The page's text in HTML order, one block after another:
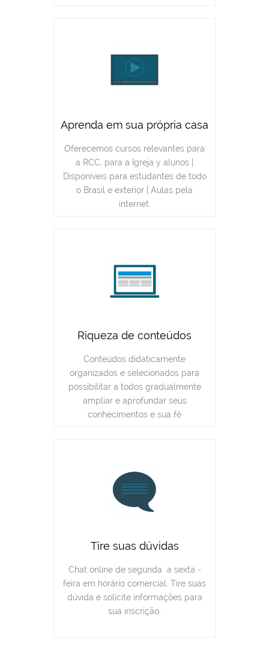
Aprenda em sua própria casa
Oferecemos cursos relevantes para
a RCC, para a Igreja y alunos |
Disponíveis para estudantes de todo
o Brasil e exterior | Aulas pela
internet.
Riqueza de conteúdos
Conteúdos didaticamente
organizados e selecionados para
possibilitar a todos gradualmente
ampliar e aprofundar seus
conhecimentos e sua fé
Tire suas dúvidas
Chat online de segunda a sexta -
feira em horário comercial. Tire suas
dúvida e solicite informações para
sua inscrição.